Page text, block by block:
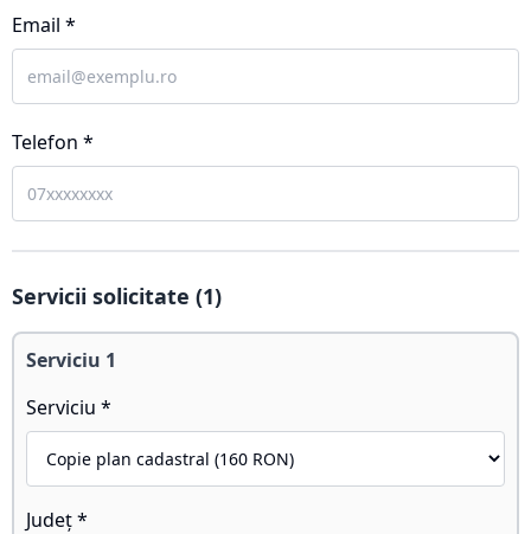
Email *
Telefon *
Servicii solicitate (1)
Serviciu 1
Serviciu *
Județ *